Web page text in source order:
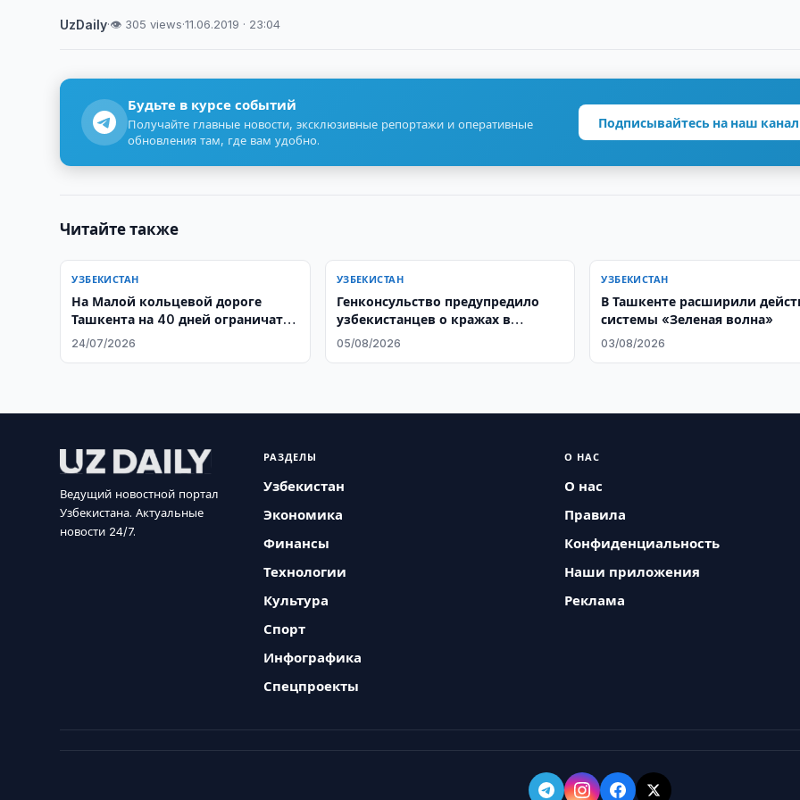
UzDaily·👁 305 views·11.06.2019 · 23:04
Будьте в курсе событий
Получайте главные новости, эксклюзивные репортажи и оперативные
обновления там, где вам удобно.
Подписывайтесь на наш канал
Читайте также
УЗБЕКИСТАН
На Малой кольцевой дороге
Ташкента на 40 дней ограничат
движение
24/07/2026
УЗБЕКИСТАН
Генконсульство предупредило
узбекистанцев о кражах в
Стамбуле
05/08/2026
УЗБЕКИСТАН
В Ташкенте расширили
системы «Зеленая волна»
03/08/2026
Ведущий новостной портал
Узбекистана. Актуальные
новости 24/7.
РАЗДЕЛЫ
Узбекистан
Экономика
Финансы
Технологии
Культура
Спорт
Инфографика
Спецпроекты
О НАС
О нас
Правила
Конфиденциальность
Наши приложения
Реклама